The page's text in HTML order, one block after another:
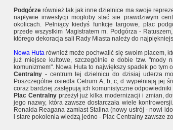
Podgórze również tak jak inne dzielnice ma swoje
napływie inwestycji mogłoby stać sie prawdziwym
okolicach. Pełniący kiedyś funkcje targowe, plac
przede wszystkim Magistratem m. Podgórza -
którego dekoracja sali Rady Miasta należy do
Nowa Huta również może pochwalić się swoim placem,
już miejsce kultowe, szczególnie e dobie tzw. "mody
komunizmem". Nowa Huta to największy spadek po tym
Centralny - centrum tej dzielnicu do dzisiaj uderza
Poszczególne osiedla Cetrum A, b, c, d wypełniają jej
coraz bardziej zastępują ich komunistyczne odpowiedniki
Plac Centralnyprzeżył już kilka modernizacji i zmian,
jego nazwy, która zawsze dostarczała wiele
Ronalda Reagana zamiast Stalina (nowy ustrój - nowi
i stare pokolenia wiedzą jedno - Plac Centralny zawsze